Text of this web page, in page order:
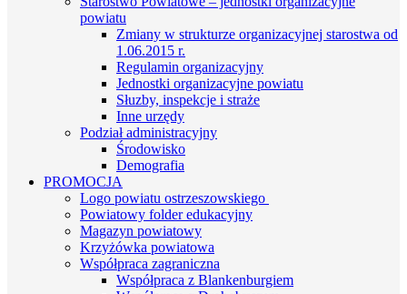
powiatu
Zmiany w strukturze organizacyjnej starostwa od
1.06.2015 r.
Regulamin organizacyjny
Jednostki organizacyjne powiatu
Słuzby, inspekcje i straże
Inne urzędy
Podział administracyjny
Środowisko
Demografia
PROMOCJA
Logo powiatu ostrzeszowskiego
Powiatowy folder edukacyjny
Magazyn powiatowy
Krzyżówka powiatowa
Współpraca zagraniczna
Współpraca z Blankenburgiem